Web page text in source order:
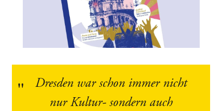
Dresden war schon immer nicht
nur Kultur- sondern auch